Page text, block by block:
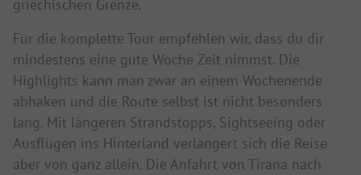
griechischen Grenze.
Für die komplette Tour empfehlen wir, dass du dir
mindestens eine gute Woche Zeit nimmst. Die
Highlights kann man zwar an einem Wochenende
abhaken und die Route selbst ist nicht besonders
lang. Mit längeren Strandstopps, Sightseeing oder
Ausflügen ins Hinterland verlängert sich die Reise
aber von ganz allein. Die Anfahrt von Tirana nach